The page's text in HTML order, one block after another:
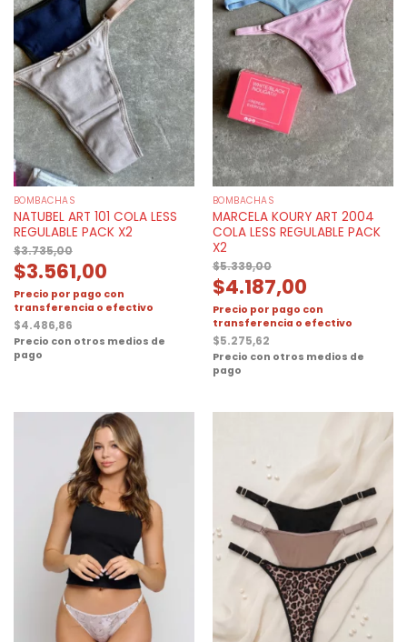
BOMBACHAS
NATUBEL ART 101 COLA LESS
REGULABLE PACK X2
$3.735,00
$3.561,00
Precio por pago con
transferencia o efectivo
$4.486,86
Precio con otros medios de
pago
BOMBACHAS
MARCELA KOURY ART 2004
COLA LESS REGULABLE PACK
X2
$5.339,00
$4.187,00
Precio por pago con
transferencia o efectivo
$5.275,62
Precio con otros medios de
pago